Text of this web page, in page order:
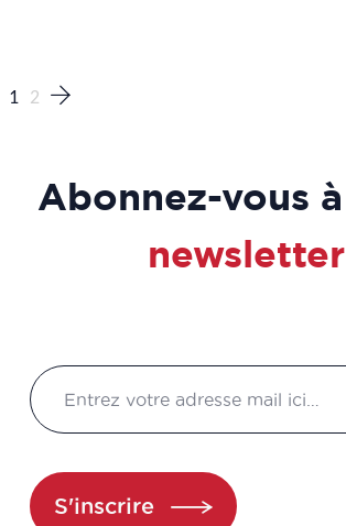
1 2
Abonnez-vous
newsletter
S'inscrire